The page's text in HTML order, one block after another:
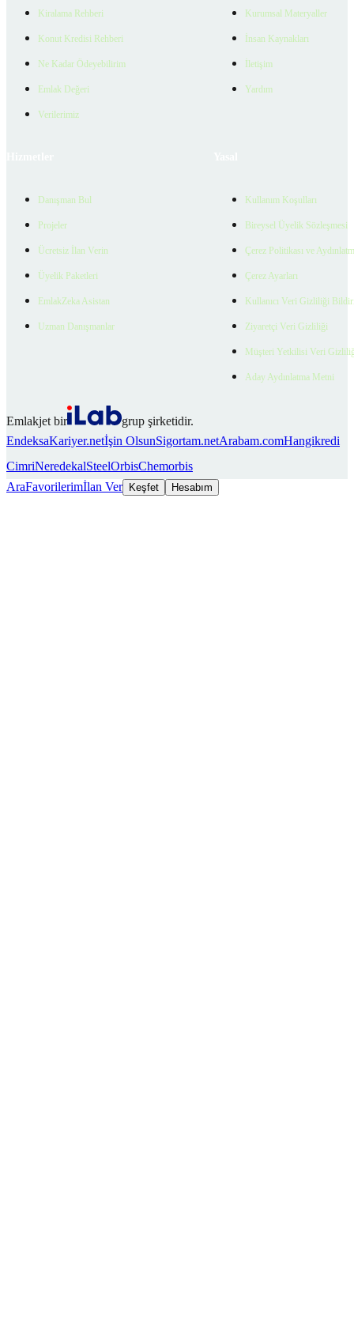
Kiralama Rehberi
Konut Kredisi Rehberi
Ne Kadar Ödeyebilirim
Emlak Değeri
Verilerimiz
Kurumsal Materyaller
İnsan Kaynakları
İletişim
Yardım
Danışman Bul
Projeler
Ücretsiz İlan Verin
Üyelik Paketleri
EmlakZeka Asistan
Uzman Danışmanlar
Kullanım Koşulları
Bireysel Üyelik Sözleşmesi
Çerez Politikası ve
Çerez Ayarları
Kullanıcı Veri Gizliliği
Ziyaretçi Veri Gizliliği
Müşteri Yetkilisi Veri
Aday Aydınlatma Metni
Emlakjet bir
grup şirketidir.
EndeksaKariyer.netİşin OlsunSigortam.netArabam.comHangikredi
CimriNeredekalSteelOrbisChemorbis
AraFavorilerimİlan Ver Keşfet Hesabım